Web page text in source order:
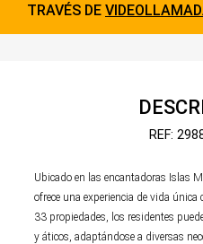
TRAVÉS DE
REF:
Ubicado en las encantadoras Islas
ofrece una experiencia de vida
33 propiedades, los residentes
y áticos, adaptándose a diversas